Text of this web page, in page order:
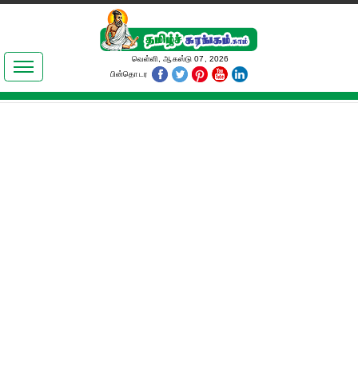
இலக்கியங்கள்
தமிழ் உலகம்
வெள்ளி, ஆகஸ்டு 07, 2026
பின்தொடர